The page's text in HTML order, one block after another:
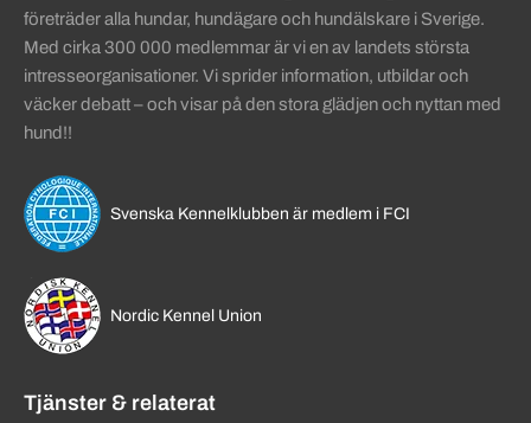
företräder alla hundar, hundägare och hundälskare i Sverige.
Med cirka 300 000 medlemmar är vi en av landets största
intresseorganisationer. Vi sprider information, utbildar och
väcker debatt – och visar på den stora glädjen och nyttan med
hund!!
Svenska Kennelklubben är medlem i FCI
Nordic Kennel Union
Tjänster & relaterat